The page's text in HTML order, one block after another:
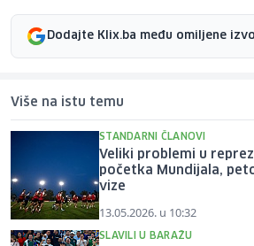
Dodajte Klix.ba među omiljene
Više na istu temu
STANDARNI ČLANOVI
Veliki problemi u
početka Mundijala,
vize
13.05.2026. u 10:32
SLAVILI U BARAŽU